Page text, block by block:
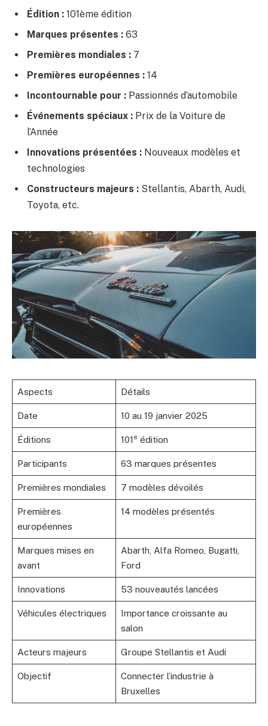
Édition : 101ème édition
Marques présentes : 63
Premières mondiales : 7
Premières européennes : 14
Incontournable pour : Passionnés d’automobile
Événements spéciaux : Prix de la Voiture de
l’Année
Innovations présentées : Nouveaux modèles et
technologies
Constructeurs majeurs : Stellantis, Abarth, Audi,
Toyota, etc.
Aspects Détails
Date 10 au 19 janvier 2025
Éditions 101 e édition
Participants 63 marques présentes
Premières mondiales 7 modèles dévoilés
Premières
européennes
14 modèles présentés
Marques mises en
avant
Abarth, Alfa Romeo, Bugatti,
Ford
Innovations 53 nouveautés lancées
Véhicules électriques
Importance croissante au
salon
Acteurs majeurs Groupe Stellantis et Audi
Objectif
Connecter l’industrie à
Bruxelles